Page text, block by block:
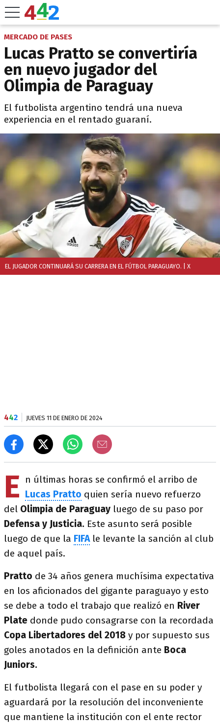
MERCADO DE PASES
Lucas Pratto se convertiría
en nuevo jugador del
Olimpia de Paraguay
El futbolista argentino tendrá una nueva
experiencia en el rentado guaraní.
EL JUGADOR CONTINUARÁ SU CARRERA EN EL FÚTBOL PARAGUAYO. | X
442 JUEVES 11 DE ENERO DE 2024
E
n últimas horas se confirmó el arribo de
Lucas Pratto quien sería nuevo refuerzo
del Olimpia de Paraguay luego de su paso por
Defensa y Justicia. Este asunto será posible
luego de que la FIFA le levante la sanción al club
de aquel país.
Pratto de 34 años genera muchísima expectativa
en los aficionados del gigante paraguayo y esto
se debe a todo el trabajo que realizó en River
Plate donde pudo consagrarse con la recordada
Copa Libertadores del 2018 y por supuesto sus
goles anotados en la definición ante Boca
Juniors.
El futbolista llegará con el pase en su poder y
aguardará por la resolución del inconveniente
que mantiene la institución con el ente rector